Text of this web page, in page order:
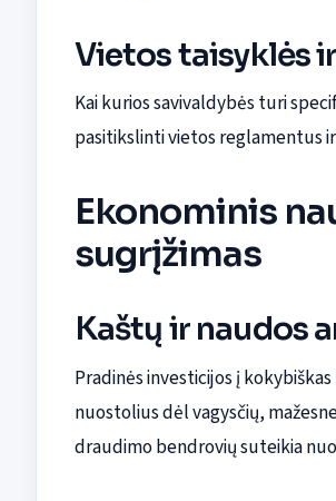
Vietos taisyklės
Kai kurios savivaldybės turi
pasitikslinti vietos reglamentus
Ekonominis
sugrįžimas
Kaštų ir naudos
Pradinės investicijos į
nuostolius dėl vagysčių,
draudimo bendrovių suteikia